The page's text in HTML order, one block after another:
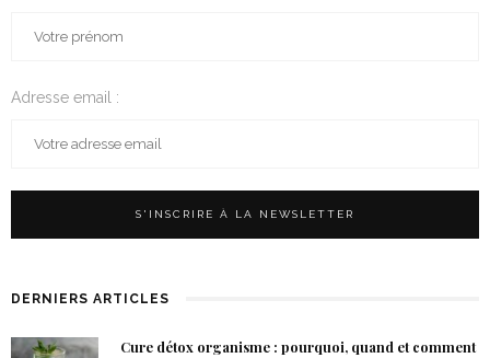
Adresse email :
DERNIERS ARTICLES
Cure détox organisme : pourquoi, quand et comment